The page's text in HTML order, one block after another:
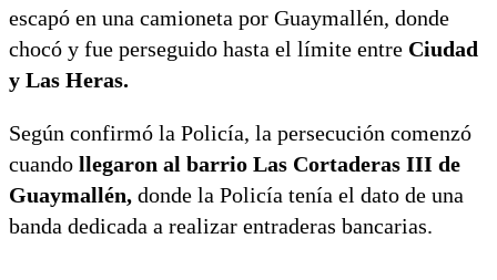
escapó en una camioneta por Guaymallén, donde
chocó y fue perseguido hasta el límite entre Ciudad
y Las Heras.
Según confirmó la Policía, la persecución comenzó
cuando llegaron al barrio Las Cortaderas III de
Guaymallén, donde la Policía tenía el dato de una
banda dedicada a realizar entraderas bancarias.